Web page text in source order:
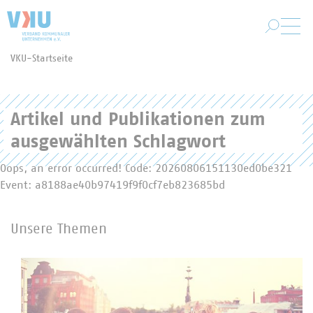
VKU-Startseite
Artikel und Publikationen zum
ausgewählten Schlagwort
Oops, an error occurred! Code: 20260806151130ed0be321
Event: a8188ae40b97419f9f0cf7eb823685bd
Unsere Themen